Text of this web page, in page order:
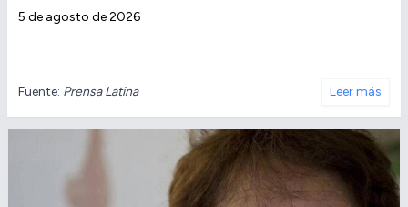
5 de agosto de 2026
Fuente: Prensa Latina Leer más